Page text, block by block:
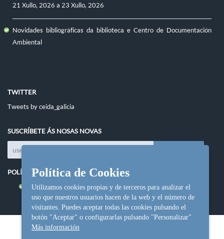
21 Xullo, 2026 a 23 Xullo, 2026
Novidades bibliográficas da biblioteca e Centro de Documentación
Ambiental
TWITTER
Tweets by ceida_galicia
SUSCRÍBETE ÁS NOSAS NOVAS
POLÍTICAS DO SITIO
Política de cookies
Política de Cookies
Utilizamos cookies propias y de terceros para analizar el
uso que nuestros usuarios hacen de la web y el número de
visitantes. Puedes aceptar todas las cookies pulsando el
botón "Aceptar" o configurarlas pulsando "Personalizar"
Más información